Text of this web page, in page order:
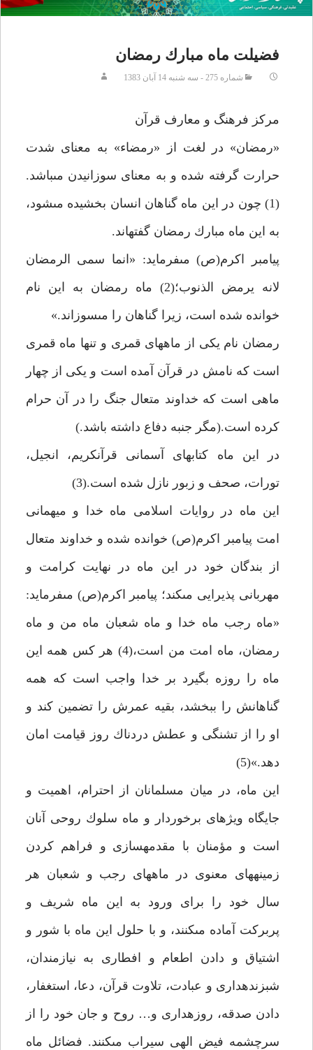
فضيلت ماه مبارك رمضان‏
شماره 275 - سه شنبه 14 آبان 1383
مركز فرهنگ و معارف قرآن‏
«رمضان» در لغت از «رمضاء» به معناى شدت
حرارت گرفته شده و به معناى سوزانيدن مى‏باشد.
(1) چون در اين ماه گناهان انسان بخشيده مى‏شود،
به اين ماه مبارك رمضان گفته‏اند.
پيامبر اكرم(ص) مى‏فرمايد: «انما سمى الرمضان
لانه يرمض الذنوب؛(2) ماه رمضان به اين نام
خوانده شده است، زيرا گناهان را مى‏سوزاند.»
رمضان نام يكى از ماه‏هاى قمرى و تنها ماه قمرى
است كه نامش در قرآن آمده است و يكى از چهار
ماهى است كه خداوند متعال جنگ را در آن حرام
كرده است.(مگر جنبه دفاع داشته باشد.)
در اين ماه كتاب‏هاى آسمانى قرآن‏كريم، انجيل،
تورات، صحف و زبور نازل شده است.(3)
اين ماه در روايات اسلامى ماه خدا و ميهمانى
امت پيامبر اكرم(ص) خوانده شده و خداوند متعال
از بندگان خود در اين ماه در نهايت كرامت و
مهربانى پذيرايى مى‏كند؛ پيامبر اكرم(ص) مى‏فرمايد:
«ماه رجب ماه خدا و ماه شعبان ماه من و ماه
رمضان، ماه امت من است،(4) هر كس همه اين
ماه را روزه بگيرد بر خدا واجب است كه همه
گناهانش را ببخشد، بقيه عمرش را تضمين كند و
او را از تشنگى و عطش دردناك روز قيامت امان
دهد.»(5)
اين ماه، در ميان مسلمانان از احترام، اهميت و
جايگاه ويژه‏اى برخوردار و ماه سلوك روحى آنان
است و مؤمنان با مقدمه‏سازى و فراهم كردن
زمينه‏هاى معنوى در ماه‏هاى رجب و شعبان هر
سال خود را براى ورود به اين ماه شريف و
پربركت آماده مى‏كنند، و با حلول اين ماه با شور و
اشتياق و دادن اطعام و افطارى به نيازمندان،
شب‏زنده‏دارى و عبادت، تلاوت قرآن، دعا، استغفار،
دادن صدقه، روزه‏دارى و… روح و جان خود را از
سرچشمه فيض الهى سيراب مى‏كنند. فضائل ماه